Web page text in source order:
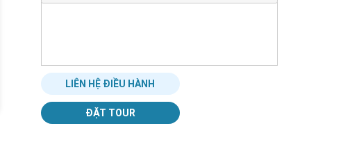
LIÊN HỆ ĐIỀU HÀNH
ĐẶT TOUR